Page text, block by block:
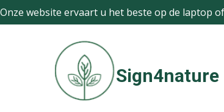
Onze website ervaart u het beste op de laptop
Sign4nature